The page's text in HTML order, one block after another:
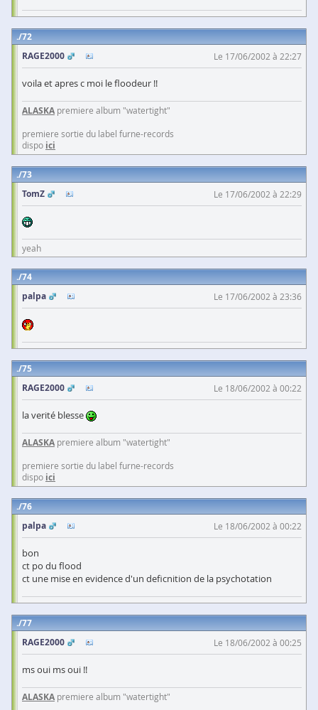
72
RAGE2000
Le 17/06/2002 à 22:27
voila et apres c moi le floodeur !!
ALASKA premiere album "watertight"
premiere sortie du label furne-records
dispo ici
73
TomZ
Le 17/06/2002 à 22:29
yeah
74
palpa
Le 17/06/2002 à 23:36
75
RAGE2000
Le 18/06/2002 à 00:22
la verité blesse
ALASKA premiere album "watertight"
premiere sortie du label furne-records
dispo ici
76
palpa
Le 18/06/2002 à 00:22
bon
ct po du flood
ct une mise en evidence d'un deficnition de la psychotation
77
RAGE2000
Le 18/06/2002 à 00:25
ms oui ms oui !!
ALASKA premiere album "watertight"